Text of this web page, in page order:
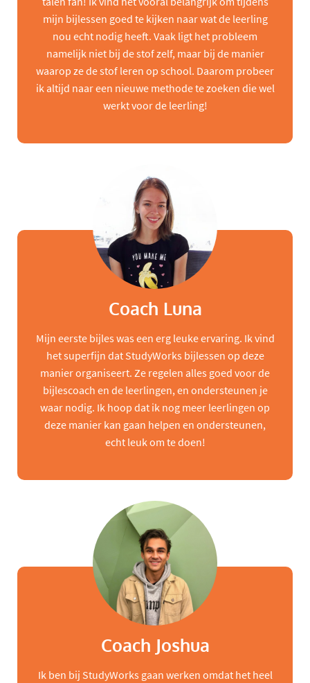
mijn bijlessen goed te kijken naar wat de leerling
nou echt nodig heeft. Vaak ligt het probleem
namelijk niet bij de stof zelf, maar bij de manier
waarop ze de stof leren op school. Daarom probeer
ik altijd naar een nieuwe methode te zoeken die wel
werkt voor de leerling!
Coach Luna
Mijn eerste bijles was een erg leuke ervaring. Ik vind
het superfijn dat StudyWorks bijlessen op deze
manier organiseert. Ze regelen alles goed voor de
bijlescoach en de leerlingen, en ondersteunen je
waar nodig. Ik hoop dat ik nog meer leerlingen op
deze manier kan gaan helpen en ondersteunen,
echt leuk om te doen!
Coach Joshua
Ik ben bij StudyWorks gaan werken omdat het heel